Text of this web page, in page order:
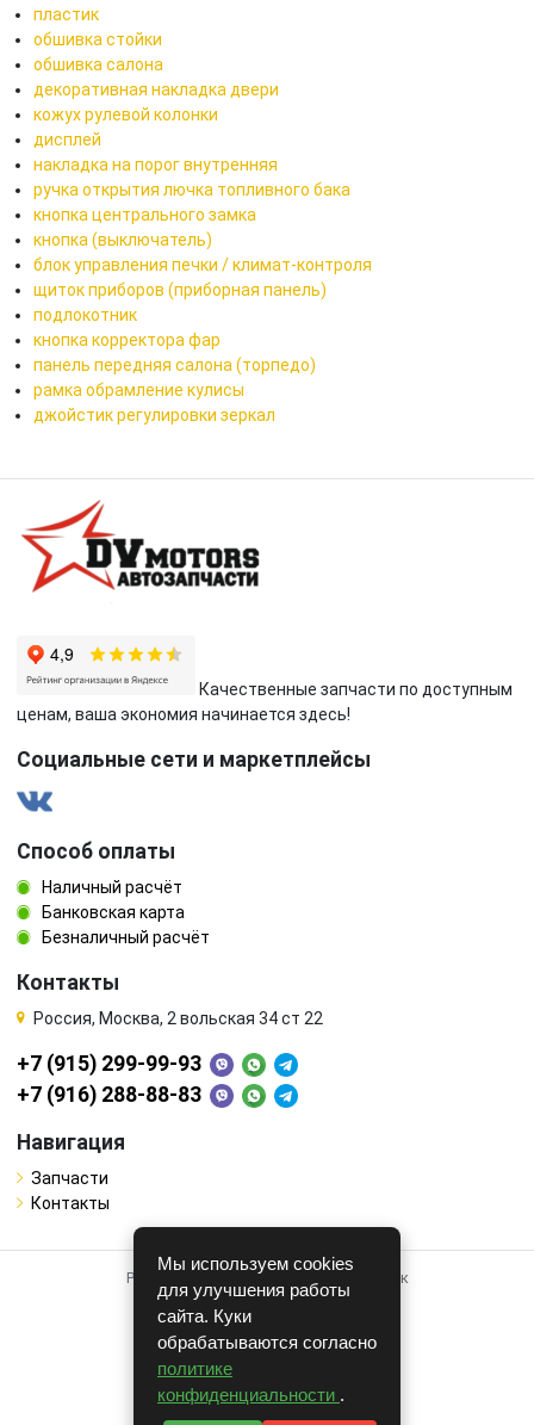
пластик
обшивка стойки
обшивка салона
декоративная накладка двери
кожух рулевой колонки
дисплей
накладка на порог внутренняя
ручка открытия лючка топливного бака
кнопка центрального замка
кнопка (выключатель)
блок управления печки / климат-контроля
щиток приборов (приборная панель)
подлокотник
кнопка корректора фар
панель передняя салона (торпедо)
рамка обрамление кулисы
джойстик регулировки зеркал
Качественные запчасти по доступным
ценам, ваша экономия начинается здесь!
Социальные сети и маркетплейсы
Способ оплаты
Наличный расчёт
Банковская карта
Безналичный расчёт
Контакты
Россия, Москва, 2 вольская 34 ст 22
+7 (915) 299-99-93
+7 (916) 288-88-83
Навигация
Запчасти
Контакты
Работает на системе для авторазборок
CARRO.БИЗНЕС
Полная версия
© COPYRIGHT 2026 г.
v1.1.24
Мы используем cookies
для улучшения работы
сайта. Куки
обрабатываются согласно
политике
конфиденциальности .